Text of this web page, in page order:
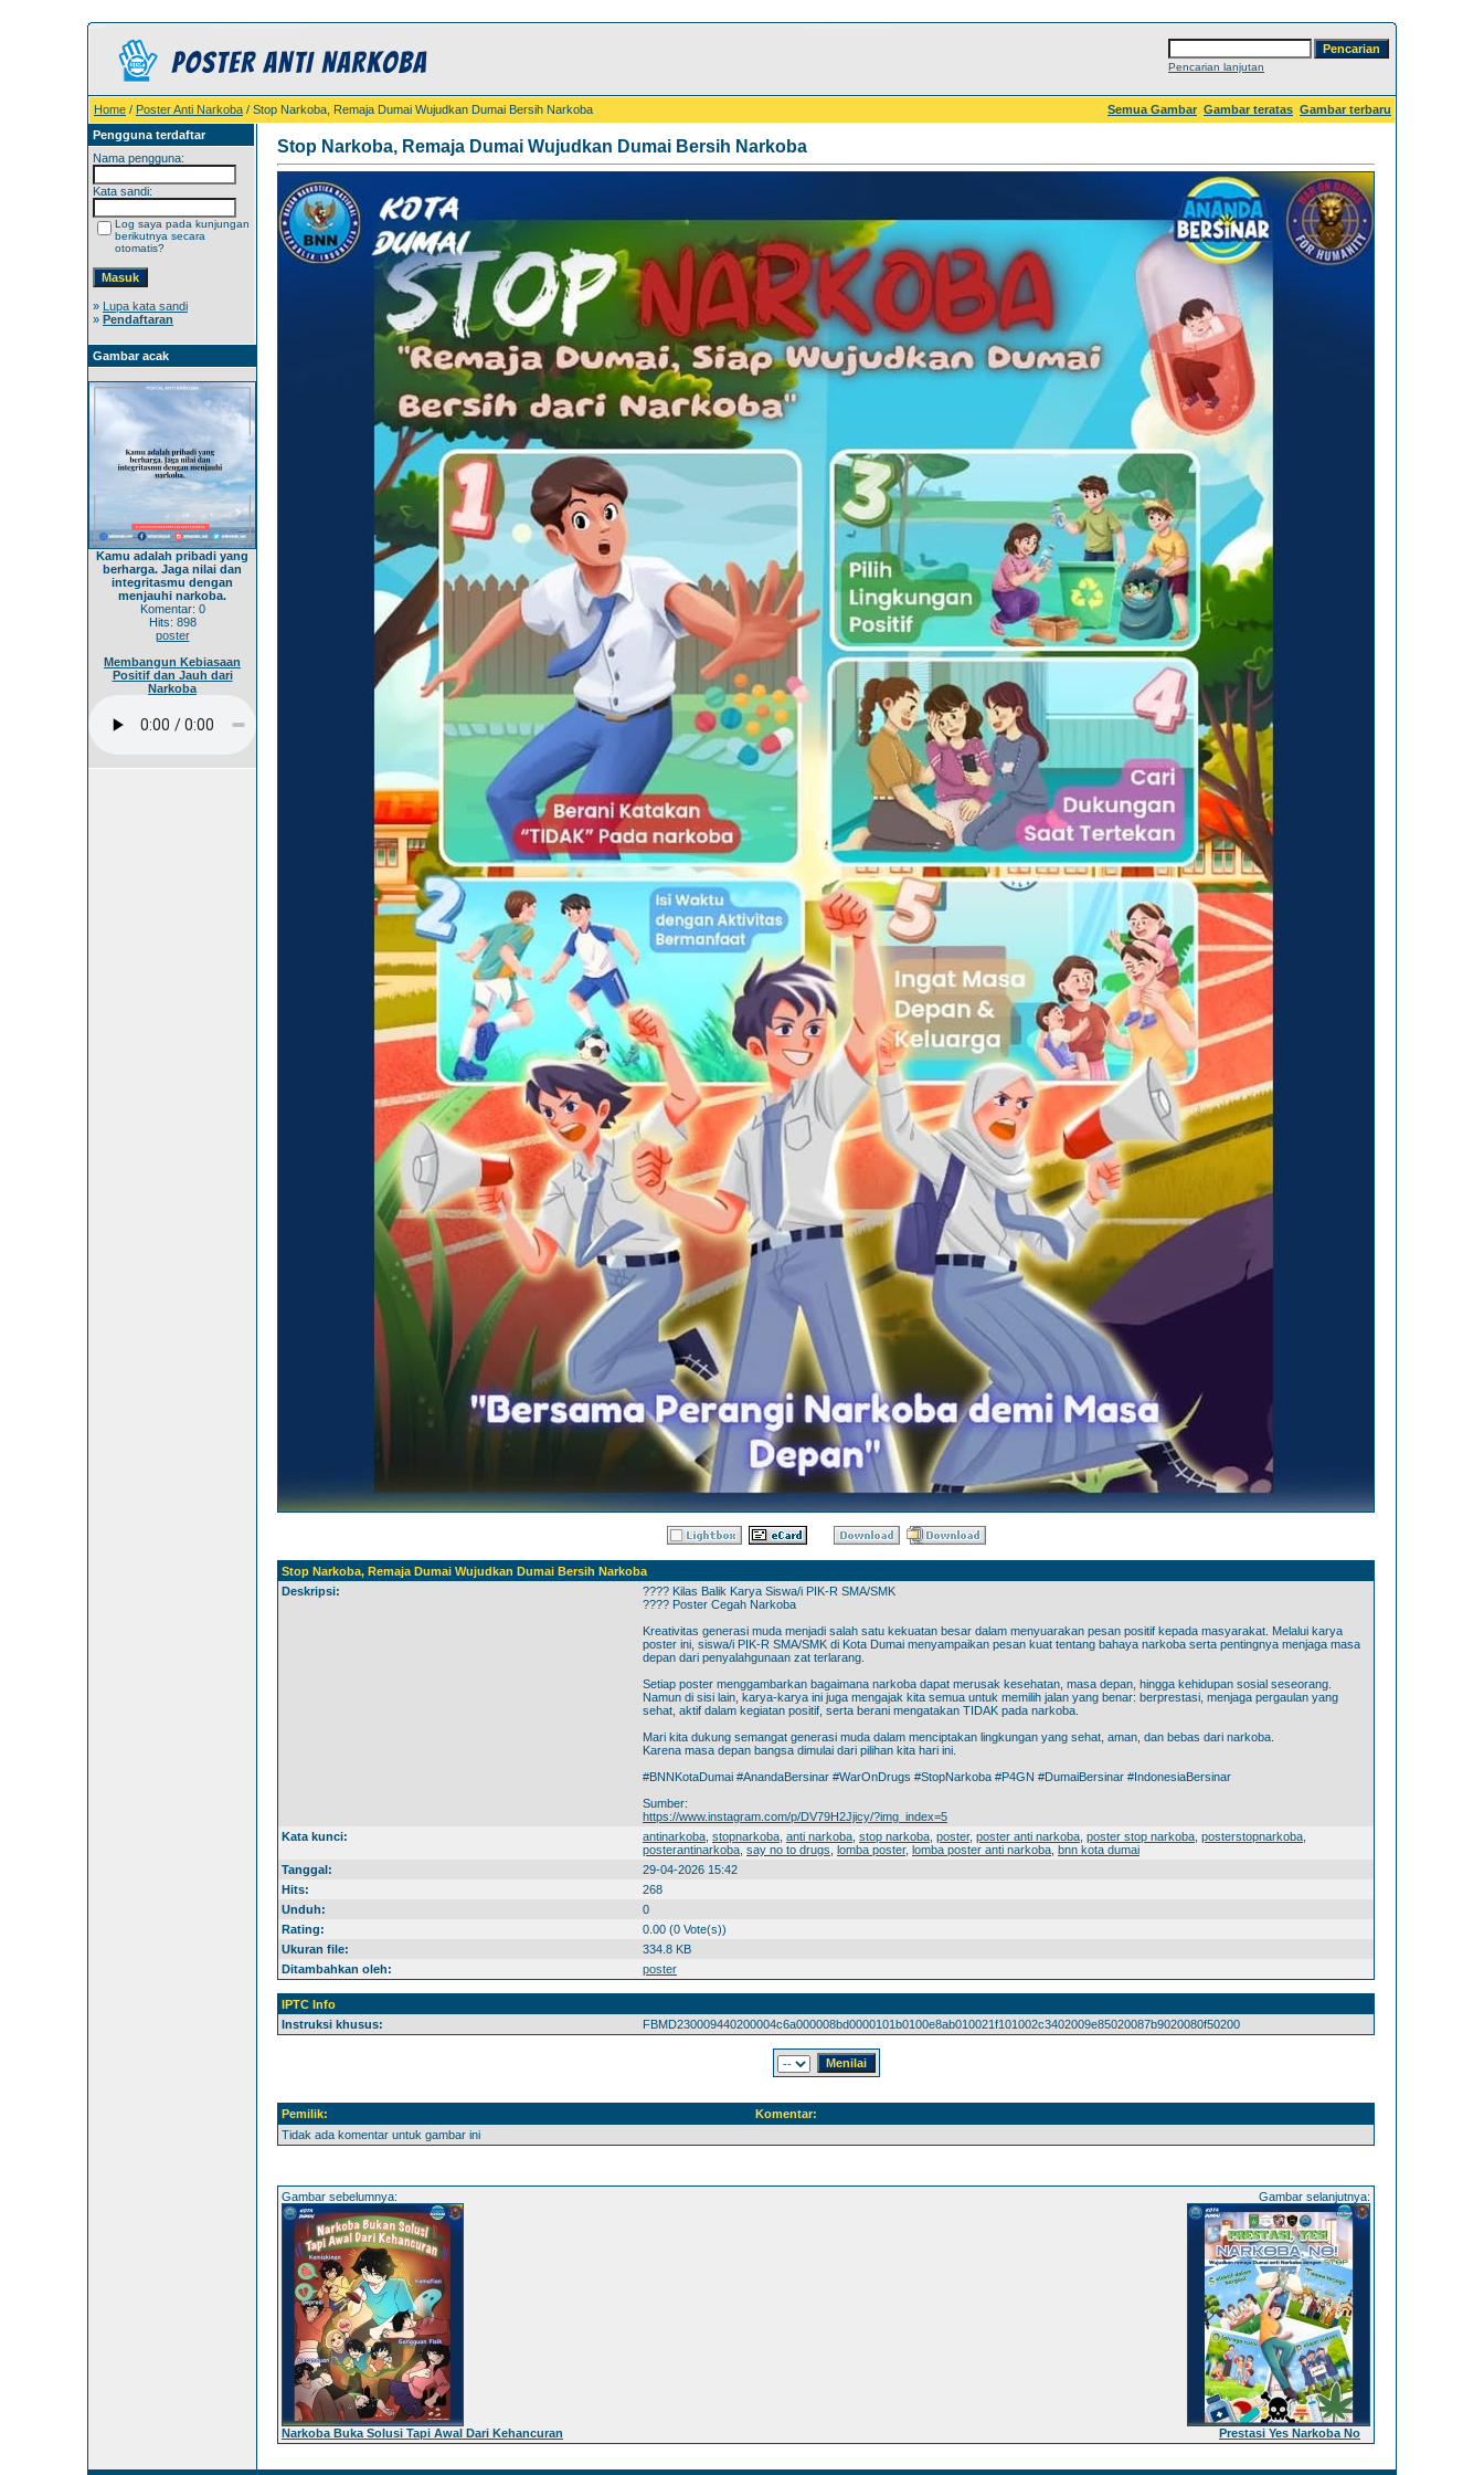
Pencarian lanjutan
Home / Poster Anti Narkoba / Stop Narkoba, Remaja Dumai Wujudkan Dumai Bersih Narkoba Semua Gambar Gambar teratas Gambar terbaru
Pengguna terdaftar
Nama pengguna:
Kata sandi:
Log saya pada kunjungan
berikutnya secara
otomatis?
» Lupa kata sandi
» Pendaftaran
Gambar acak
Kamu adalah pribadi yang
berharga. Jaga nilai dan
integritasmu dengan
menjauhi narkoba.
Komentar: 0
Hits: 898
poster
Membangun Kebiasaan
Positif dan Jauh dari
Narkoba
Stop Narkoba, Remaja Dumai Wujudkan Dumai Bersih Narkoba
Stop Narkoba, Remaja Dumai Wujudkan Dumai Bersih Narkoba
Deskripsi:
???? Kilas Balik Karya Siswa/i PIK-R SMA/SMK
???? Poster Cegah Narkoba
Kreativitas generasi muda menjadi salah satu kekuatan besar dalam menyuarakan pesan positif kepada masyarakat. Melalui karya
poster ini, siswa/i PIK-R SMA/SMK di Kota Dumai menyampaikan pesan kuat tentang bahaya narkoba serta pentingnya menjaga masa
depan dari penyalahgunaan zat terlarang.
Setiap poster menggambarkan bagaimana narkoba dapat merusak kesehatan, masa depan, hingga kehidupan sosial seseorang.
Namun di sisi lain, karya-karya ini juga mengajak kita semua untuk memilih jalan yang benar: berprestasi, menjaga pergaulan yang
sehat, aktif dalam kegiatan positif, serta berani mengatakan TIDAK pada narkoba.
Mari kita dukung semangat generasi muda dalam menciptakan lingkungan yang sehat, aman, dan bebas dari narkoba.
Karena masa depan bangsa dimulai dari pilihan kita hari ini.
#BNNKotaDumai #AnandaBersinar #WarOnDrugs #StopNarkoba #P4GN #DumaiBersinar #IndonesiaBersinar
Sumber:
https://www.instagram.com/p/DV79H2Jjicy/?img_index=5
Kata kunci:
antinarkoba stopnarkoba anti narkoba stop narkoba poster, poster anti narkoba poster stop narkoba posterstopnarkoba
posterantinarkoba say no to drugs lomba poster, lomba poster anti narkoba bnn kota dumai
Tanggal:
29-04-2026 15:42
Hits:
268
Unduh:
0
Rating:
0.00 (0 Vote(s))
Ukuran file:
334.8 KB
Ditambahkan oleh:
poster
IPTC Info
Instruksi khusus:
FBMD230009440200004c6a000008bd0000101b0100e8ab010021f101002c3402009e85020087b9020080f50200
Pemilik:
Komentar:
Tidak ada komentar untuk gambar ini
Gambar sebelumnya:
Narkoba Buka Solusi Tapi Awal Dari Kehancuran
Gambar selanjutnya:
Prestasi Yes Narkoba No